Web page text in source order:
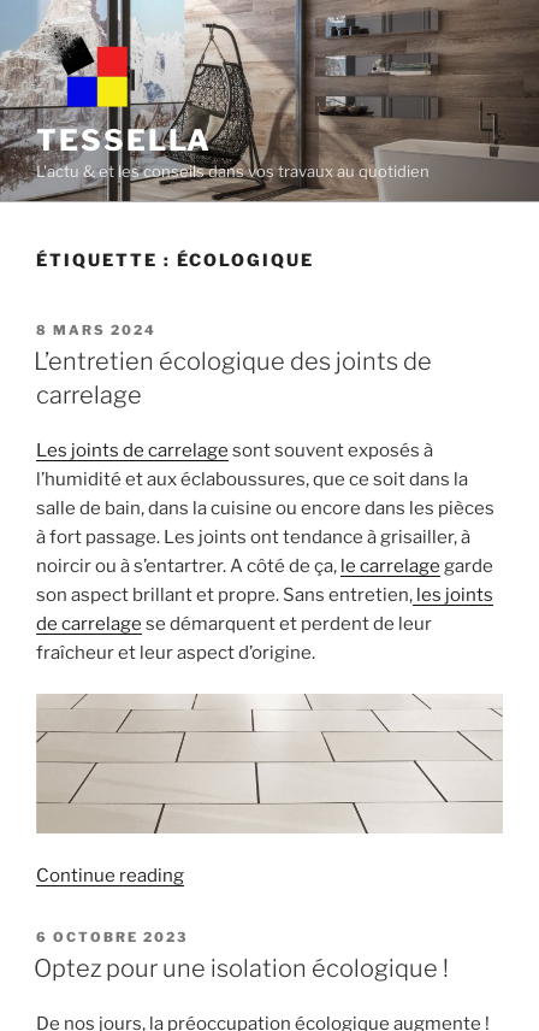
content
TESSELLA
L'actu & et les conseils dans vos travaux au quotidien
ÉTIQUETTE : ÉCOLOGIQUE
POSTED
ON
8 MARS 2024
L’entretien écologique des joints de
carrelage
Les joints de carrelage sont souvent exposés à
l’humidité et aux éclaboussures, que ce soit dans la
salle de bain, dans la cuisine ou encore dans les pièces
à fort passage. Les joints ont tendance à grisailler, à
noircir ou à s’entartrer. A côté de ça, le carrelage garde
son aspect brillant et propre. Sans entretien, les joints
de carrelage se démarquent et perdent de leur
fraîcheur et leur aspect d’origine.
Continue reading« L’entretien
des
joints
carrelage »
POSTED
ON
6 OCTOBRE 2023
Optez pour une isolation écologique !
De nos jours, la préoccupation écologique augmente !